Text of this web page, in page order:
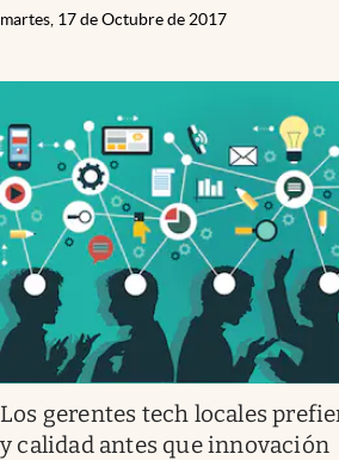
martes, 17 de Octubre de 2017
Los gerentes tech locales
y calidad antes que innovación